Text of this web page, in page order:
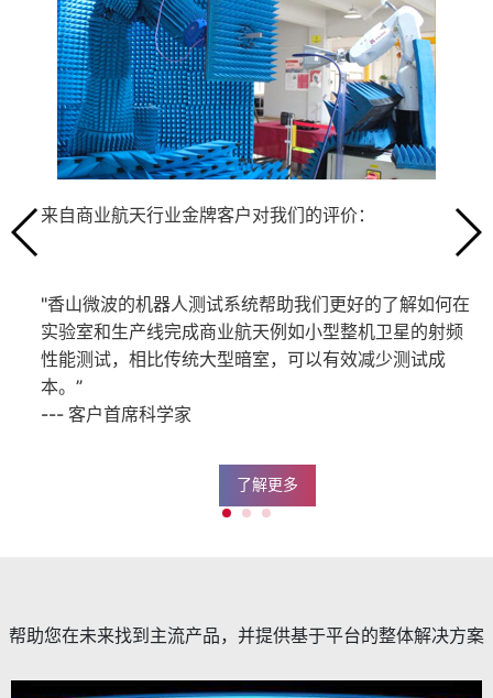
来自商业航天行业金牌客户对我们的评价：
"香山微波的机器人测试系统帮助我们更好的了解如何在
实验室和生产线完成商业航天例如小型整机卫星的射频
性能测试，相比传统大型暗室，可以有效减少测试成
本。”
--- 客户首席科学家
了解更多
帮助您在未来找到主流产品，并提供基于平台的整体解决方案